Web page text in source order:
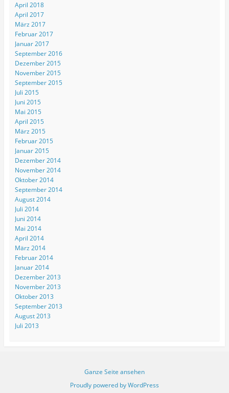
April 2018
April 2017
März 2017
Februar 2017
Januar 2017
September 2016
Dezember 2015
November 2015
September 2015
Juli 2015
Juni 2015
Mai 2015
April 2015
März 2015
Februar 2015
Januar 2015
Dezember 2014
November 2014
Oktober 2014
September 2014
August 2014
Juli 2014
Juni 2014
Mai 2014
April 2014
März 2014
Februar 2014
Januar 2014
Dezember 2013
November 2013
Oktober 2013
September 2013
August 2013
Juli 2013
Ganze Seite ansehen
Proudly powered by WordPress